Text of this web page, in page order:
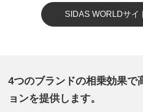
SIDAS WORLDサイ
4つのブランドの相乗効果で
ョンを提供します。